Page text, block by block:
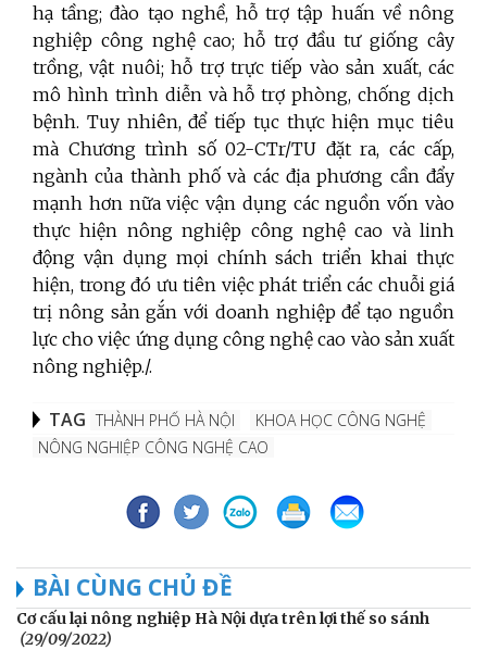
hạ tầng; đào tạo nghề, hỗ trợ tập huấn về nông
nghiệp công nghệ cao; hỗ trợ đầu tư giống cây
trồng, vật nuôi; hỗ trợ trực tiếp vào sản xuất, các
mô hình trình diễn và hỗ trợ phòng, chống dịch
bệnh. Tuy nhiên, để tiếp tục thực hiện mục tiêu
mà Chương trình số 02-CTr/TU đặt ra, các cấp,
ngành của thành phố và các địa phương cần đẩy
mạnh hơn nữa việc vận dụng các nguồn vốn vào
thực hiện nông nghiệp công nghệ cao và linh
động vận dụng mọi chính sách triển khai thực
hiện, trong đó ưu tiên việc phát triển các chuỗi giá
trị nông sản gắn với doanh nghiệp để tạo nguồn
lực cho việc ứng dụng công nghệ cao vào sản xuất
nông nghiệp./.
TAG THÀNH PHỐ HÀ NỘI
KHOA HỌC CÔNG NGHỆ
NÔNG NGHIỆP CÔNG NGHỆ CAO
BÀI CÙNG CHỦ ĐỀ
Cơ cấu lại nông nghiệp Hà Nội dựa trên lợi thế so sánh
(29/09/2022)